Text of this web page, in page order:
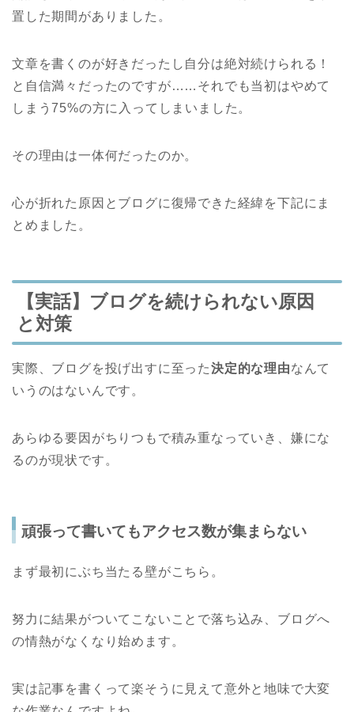
置した期間がありました。
文章を書くのが好きだったし自分は絶対続けられる！
と自信満々だったのですが……それでも当初はやめて
しまう75%の方に入ってしまいました。
その理由は一体何だったのか。
心が折れた原因とブログに復帰できた経緯を下記にま
とめました。
【実話】ブログを続けられない原因
と対策
実際、ブログを投げ出すに至った決定的な理由なんて
いうのはないんです。
あらゆる要因がちりつもで積み重なっていき、嫌にな
るのが現状です。
頑張って書いてもアクセス数が集まらない
まず最初にぶち当たる壁がこちら。
努力に結果がついてこないことで落ち込み、ブログへ
の情熱がなくなり始めます。
実は記事を書くって楽そうに見えて意外と地味で大変